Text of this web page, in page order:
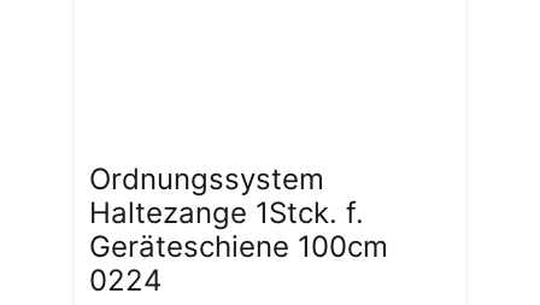
Ordnungssystem
Haltezange 1Stck. f.
Geräteschiene 100cm
0224